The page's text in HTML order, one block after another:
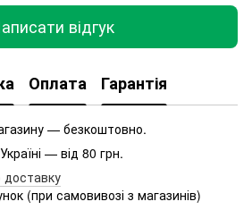
відгук
Оплата Гарантія
— безкоштовно.
— від 80 грн.
доставку
(при самовивозі з магазинів)